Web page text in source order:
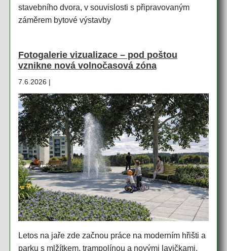
stavebního dvora, v souvislosti s připravovaným
záměrem bytové výstavby
Fotogalerie vizualizace – pod poštou
vznikne nová volnočasová zóna
7.6.2026 |
Letos na jaře zde začnou práce na moderním hřišti a
parku s mlžítkem, trampolínou a novými lavičkami.